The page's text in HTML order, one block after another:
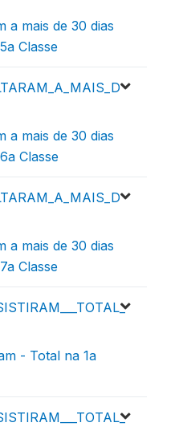
a mais de 30 dias
Classe
a mais de 30 dias
Classe
a mais de 30 dias
Classe
- Total na 1a